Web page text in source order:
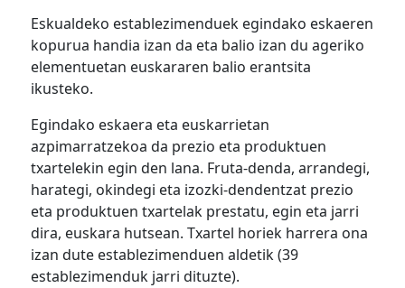
Eskualdeko establezimenduek egindako eskaeren
kopurua handia izan da eta balio izan du ageriko
elementuetan euskararen balio erantsita
ikusteko.
Egindako eskaera eta euskarrietan
azpimarratzekoa da prezio eta produktuen
txartelekin egin den lana. Fruta-denda, arrandegi,
harategi, okindegi eta izozki-dendentzat prezio
eta produktuen txartelak prestatu, egin eta jarri
dira, euskara hutsean. Txartel horiek harrera ona
izan dute establezimenduen aldetik (39
establezimenduk jarri dituzte).